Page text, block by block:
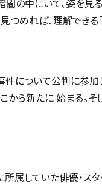
の中にいて、姿を見
つめれば、理解で
について公判に参加
ら新たに 始まる。
属していた俳優・